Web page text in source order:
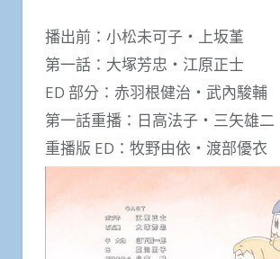
播出前：小松未可子・上坂堇
第一話：大塚芳忠・江原正士
ED 部分：赤羽根健治・武內駿輔
第一話重播：日高法子・三矢雄二
重播版 ED：牧野由依・渡部優衣 ​